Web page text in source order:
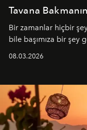
Tavana
Bir zamanlar hiçbir
bile başımıza bir şey
08.03.2026